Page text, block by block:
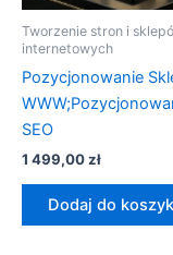
Tworzenie stron i
internetowych
Pozycjonowanie
SEO
1 499,00zł
Dodaj do